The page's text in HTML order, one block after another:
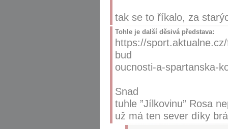
tak se to říkalo, za
Tohle je další děsivá představa:
https://
bud
oucnosti-a-spartanska-
Snad
tuhle ”Jílkovinu” Rosa
už má ten sever díky